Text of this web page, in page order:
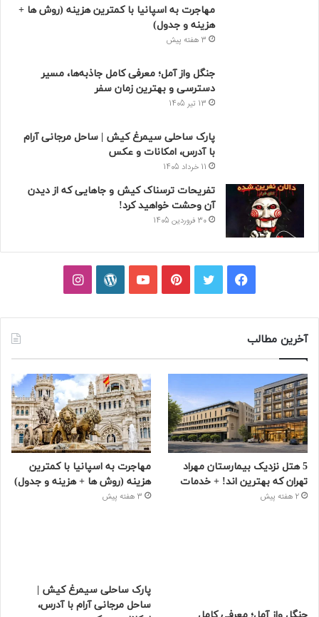
مهاجرت به اسپانیا با کمترین هزینه (روش ها +
هزینه و جدول)
3 هفته پیش
جنگل واز آمل؛ معرفی کامل جاذبه‌ها، مسیر
دسترسی و بهترین زمان سفر
13 تیر 1405
پارک ساحلی سیمرغ کیش | ساحل مرجانی آرام
با آدرس، امکانات و عکس
11 خرداد 1405
تفریحات ترسناک کیش و جاهایی که از دیدن
آن وحشت خواهید کرد!
30 فروردین 1405
فیسبوکتوییترپینتریستیوتیوبوردپرساینستاگرام
آخرین مطالب
5 هتل نزدیک بیمارستان مهراد
تهران که بهترین‌ اند! + خدمات
2 هفته پیش
مهاجرت به اسپانیا با کمترین
هزینه (روش ها + هزینه و جدول)
3 هفته پیش
پارک ساحلی سیمرغ کیش |
ساحل مرجانی آرام با آدرس،